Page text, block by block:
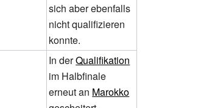
sich aber ebenfalls
nicht qualifizieren
konnte.
In derQualifikation
im Halbfinale
erneut an Marokko